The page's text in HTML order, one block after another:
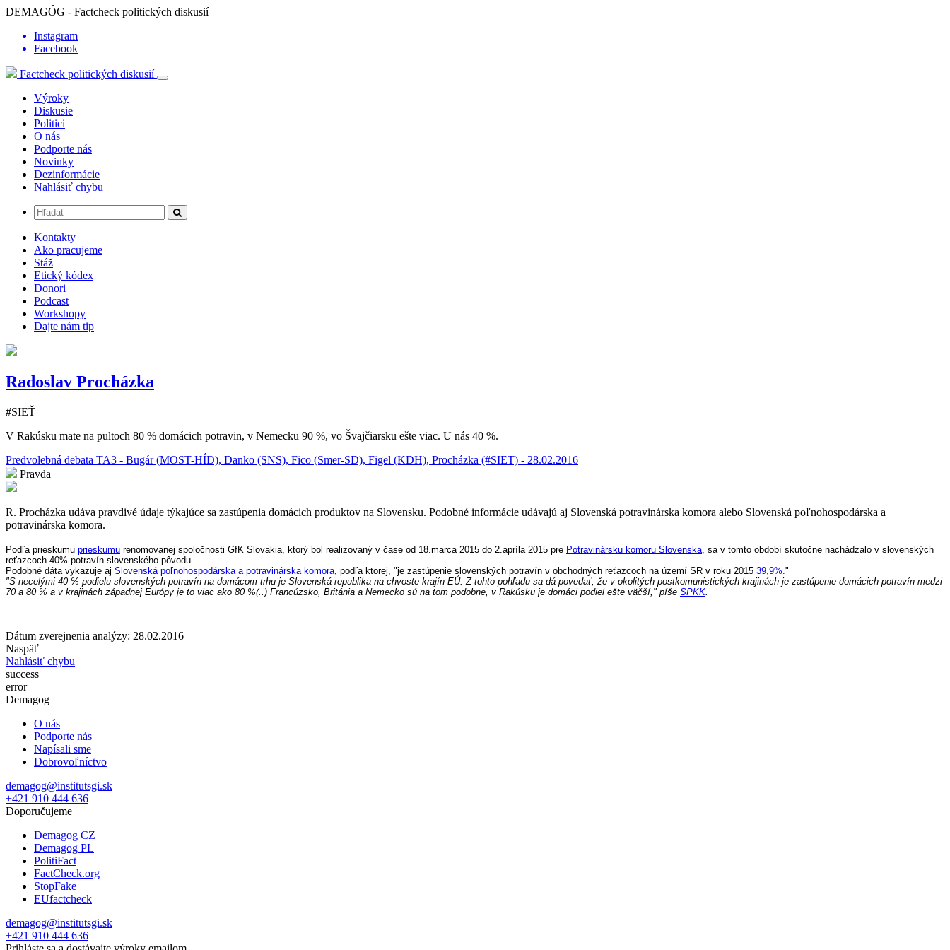
DEMAGÓG - Factcheck politických diskusií
Instagram
Facebook
Factcheck politických diskusií
Výroky
Diskusie
Politici
O nás
Podporte nás
Novinky
Dezinformácie
Nahlásiť chybu
Kontakty
Ako pracujeme
Stáž
Etický kódex
Donori
Podcast
Workshopy
Dajte nám tip
Radoslav Procházka
#SIEŤ
V Rakúsku mate na pultoch 80 % domácich potravin, v Nemecku 90 %, vo Švajčiarsku ešte viac. U nás 40 %.
Predvolebná debata TA3 - Bugár (MOST-HÍD), Danko (SNS), Fico (Smer-SD), Figel (KDH), Procházka (#SIET) - 28.02.2016
Pravda
R. Procházka udáva pravdivé údaje týkajúce sa zastúpenia domácich produktov na Slovensku. Podobné informácie udávajú aj Slovenská potravinárska komora alebo Slovenská poľnohospodárska a
potravinárska komora.
Podľa prieskumu prieskumu renomovanej spoločnosti GfK Slovakia, ktorý bol realizovaný v čase od 18.marca 2015 do 2.apríla 2015 pre Potravinársku komoru Slovenska , sa v tomto období skutočne nachádzalo v slovenských
reťazcoch 40% potravín slovenského pôvodu.
Podobné dáta vykazuje aj Slovenská poľnohospodárska a potravinárska komora , podľa ktorej, "je zastúpenie slovenských potravín v obchodných reťazcoch na území SR v roku 2015 39,9%. "
"S necelými 40 % podielu slovenských potravín na domácom trhu je Slovenská republika na chvoste krajín EÚ. Z tohto pohľadu sa dá povedať, že v okolitých postkomunistických krajinách je zastúpenie domácich potravín medzi
70 a 80 % a v krajinách západnej Európy je to viac ako 80 %(..) Francúzsko, Británia a Nemecko sú na tom podobne, v Rakúsku je domáci podiel ešte väčší," píše SPKK
Dátum zverejnenia analýzy: 28.02.2016
Naspäť
Nahlásiť chybu
success
error
Demagog
O nás
Podporte nás
Napísali sme
Dobrovoľníctvo
demagog@institutsgi.sk
+421 910 444 636
Doporučujeme
Demagog CZ
Demagog PL
PolitiFact
FactCheck.org
StopFake
EUfactcheck
demagog@institutsgi.sk
+421 910 444 636